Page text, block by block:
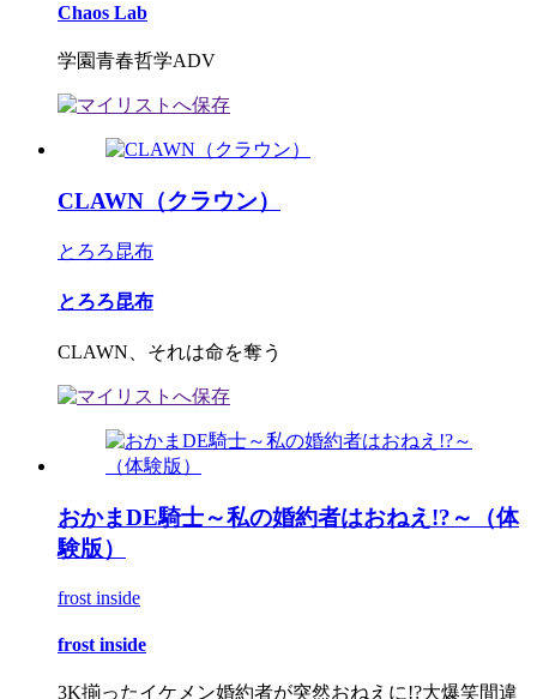
Chaos Lab
学園青春哲学ADV
CLAWN（クラウン）
とろろ昆布
とろろ昆布
CLAWN、それは命を奪う
おかまDE騎士～私の婚約者はおねえ!?～（体
験版）
frost inside
frost inside
3K揃ったイケメン婚約者が突然おねえに!?大爆笑間違